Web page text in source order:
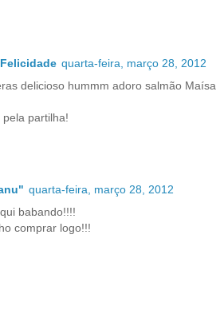
quarta-feira, março 28, 2012
delicioso hummm adoro salmão Maísa
partilha!
quarta-feira, março 28, 2012
babando!!!!
comprar logo!!!